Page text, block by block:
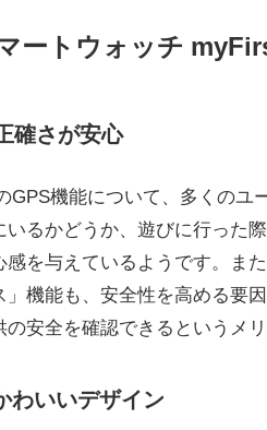
ートウォッチ
確さが安心
GPS機能について、多くのユ
いるかどうか、遊びに行った
感を与えているようです。ま
」機能も、安全性を高める要
安全を確認できるというメ
わいいデザイン